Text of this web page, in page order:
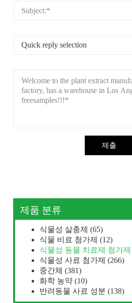
제출
제품 분류
식물성 살충제 (65)
식물 비료 첨가제 (12)
식물성 동물 치료제 첨가제
식물성 사료 첨가제 (266)
중간체 (381)
화학 농약 (10)
반려동물 사료 성분 (138)